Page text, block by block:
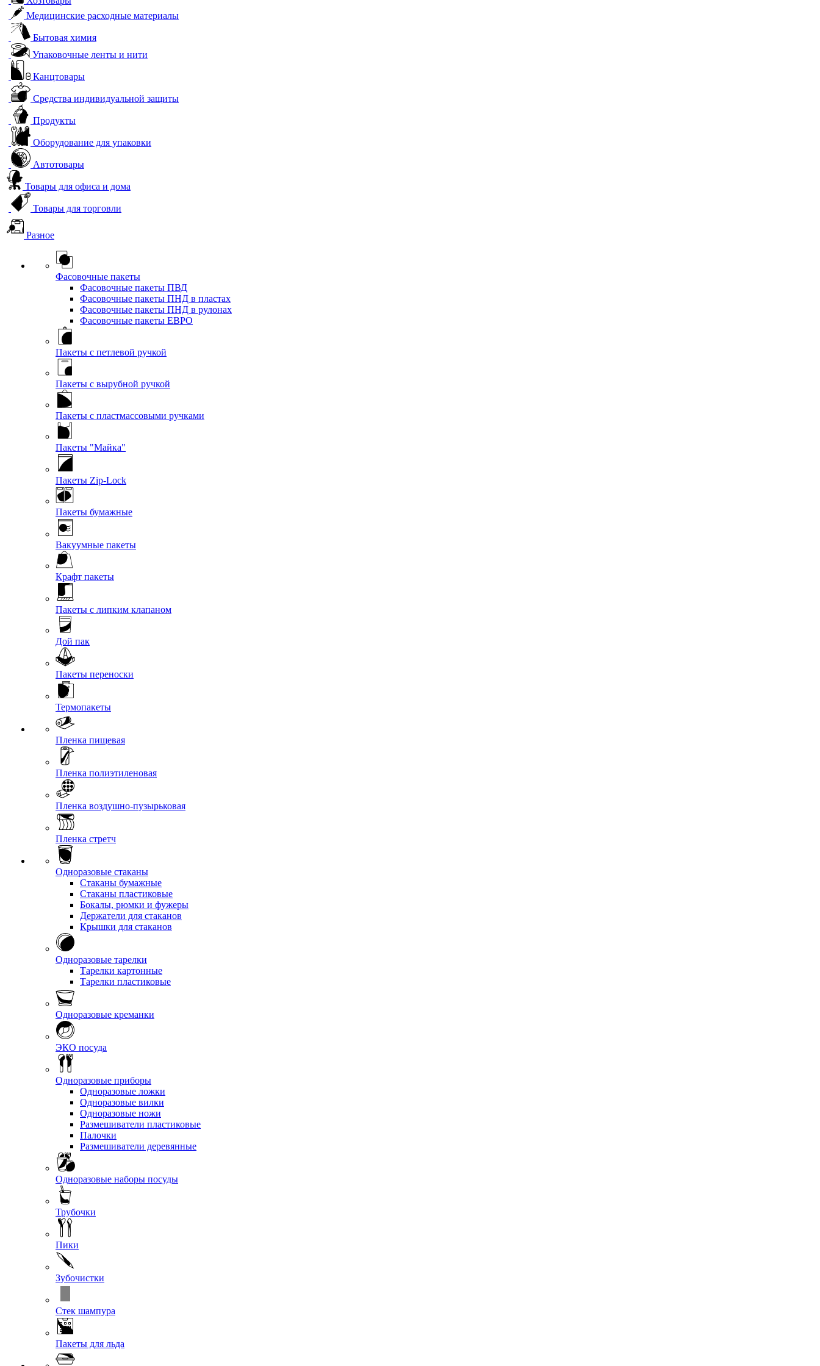
Медицинские расходные материалы
Бытовая химия
Упаковочные ленты и нити
Канцтовары
Средства индивидуальной защиты
Продукты
Оборудование для упаковки
Автотовары
Товары для офиса и дома
Товары для торговли
Разное
Фасовочные пакеты
Фасовочные пакеты ПВД
Фасовочные пакеты ПНД в пластах
Фасовочные пакеты ПНД в рулонах
Фасовочные пакеты ЕВРО
Пакеты с петлевой ручкой
Пакеты с вырубной ручкой
Пакеты с пластмассовыми ручками
Пакеты "Майка"
Пакеты Zip-Lock
Пакеты бумажные
Вакуумные пакеты
Крафт пакеты
Пакеты с липким клапаном
Дой пак
Пакеты переноски
Термопакеты
Пленка пищевая
Пленка полиэтиленовая
Пленка воздушно-пузырьковая
Пленка стретч
Одноразовые стаканы
Стаканы бумажные
Стаканы пластиковые
Бокалы, рюмки и фужеры
Держатели для стаканов
Крышки для стаканов
Одноразовые тарелки
Тарелки картонные
Тарелки пластиковые
Одноразовые креманки
ЭКО посуда
Одноразовые приборы
Одноразовые ложки
Одноразовые вилки
Одноразовые ножи
Размешиватели пластиковые
Палочки
Размешиватели деревянные
Одноразовые наборы посуды
Трубочки
Пики
Зубочистки
Стек шампура
Пакеты для льда